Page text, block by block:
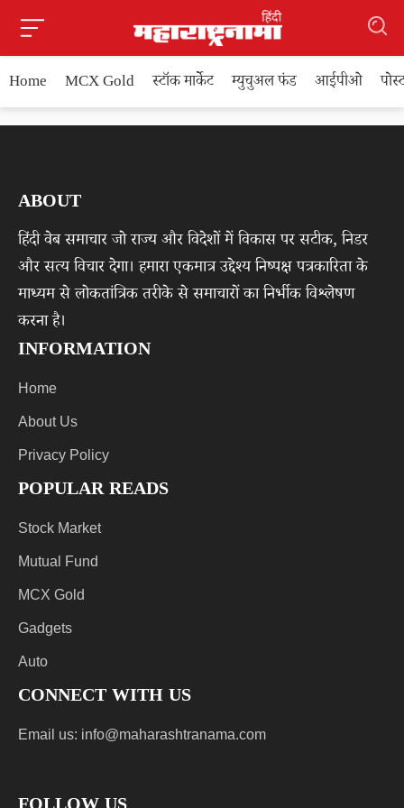
Home MCX Gold स्टॉक मार्केट म्युचुअल फंड आईपीओ
ABOUT
हिंदी वेब समाचार जो राज्य और विदेशों में विकास पर सटीक, निडर
और सत्य विचार देगा। हमारा एकमात्र उद्देश्य निष्पक्ष पत्रकारिता के
माध्यम से लोकतांत्रिक तरीके से समाचारों का निर्भीक विश्लेषण
करना है।
INFORMATION
Home
About Us
Privacy Policy
POPULAR READS
Stock Market
Mutual Fund
MCX Gold
Gadgets
Auto
CONNECT WITH US
Email us: info@maharashtranama.com